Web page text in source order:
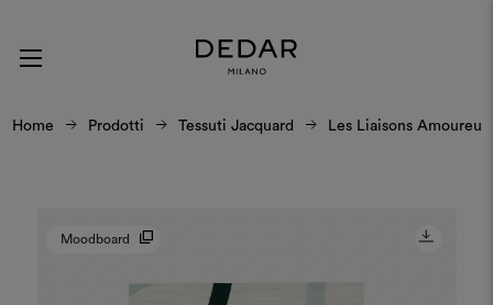
Home Prodotti Tessuti Jacquard Les Liaisons
Moodboard